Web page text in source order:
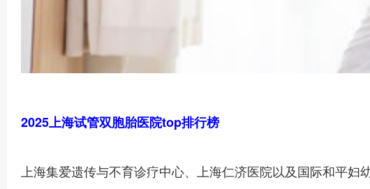
2025上海试管双胞胎医院top排行榜
上海集爱遗传与不育诊疗中心、上海仁济医院以及国际和平